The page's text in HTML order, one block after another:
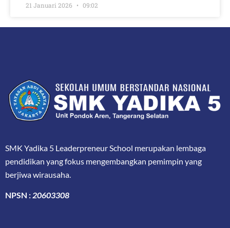
21 Januari 2026 09:02
SMK Yadika 5 Leaderpreneur School merupakan lembaga
pendidikan yang fokus mengembangkan pemimpin yang
berjiwa wirausaha.
NPSN :20603308